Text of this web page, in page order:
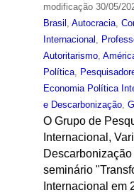
modificação30/05/
Brasil Autocracia,
Internacional
Autoritarismo,
Política,
Economia Política
e Descarbonização,
O Grupo de
Internacional,
seminário
Internacional em